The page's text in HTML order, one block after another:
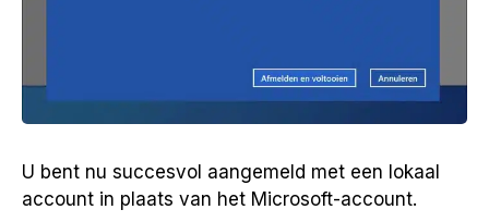
U bent nu succesvol aangemeld met een lokaal
account in plaats van het Microsoft-account.